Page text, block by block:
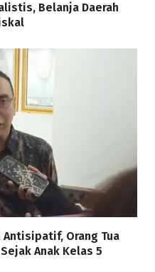
Belanja Daerah
Antisipatif, Orang Tua
Anak Kelas 5